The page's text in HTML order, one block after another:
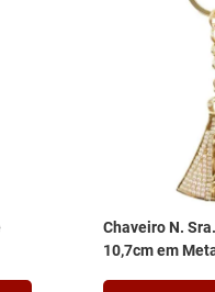
Chaveiro N.
10,7cm em